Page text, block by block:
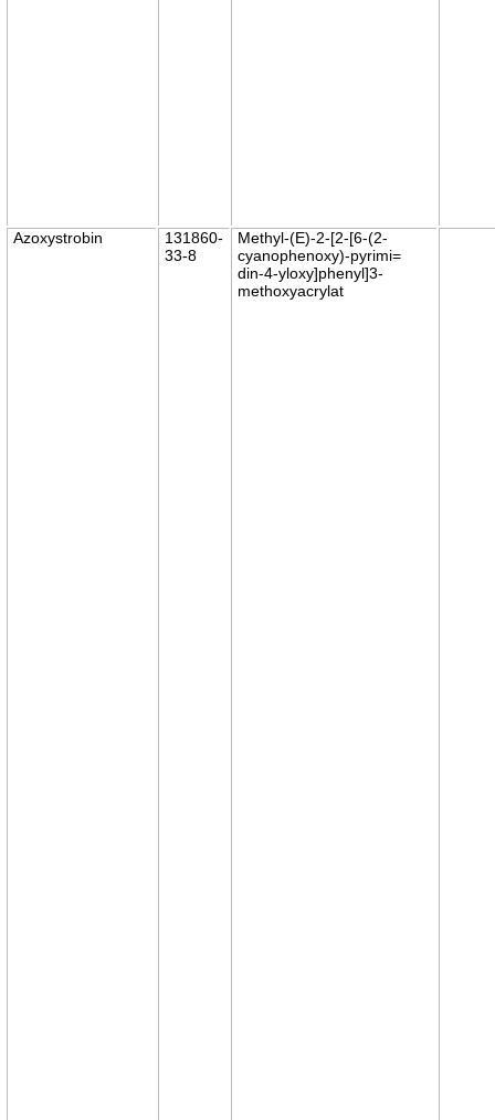
Azoxystrobin
131860-
33-8
Methyl-(E)-2-[2-[6-(2-
cyanophenoxy)-pyrimi=
din-4-yloxy]phenyl]3-
methoxyacrylat